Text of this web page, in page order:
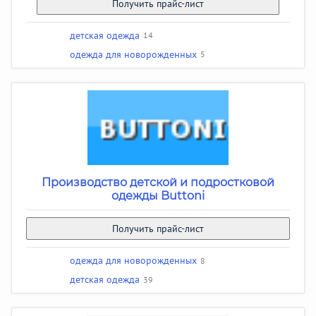
Получить прайс-лист
детская одежда 14
одежда для новорожденных 5
Производство детской и подростковой
одежды Buttoni
Получить прайс-лист
одежда для новорожденных 8
детская одежда 39